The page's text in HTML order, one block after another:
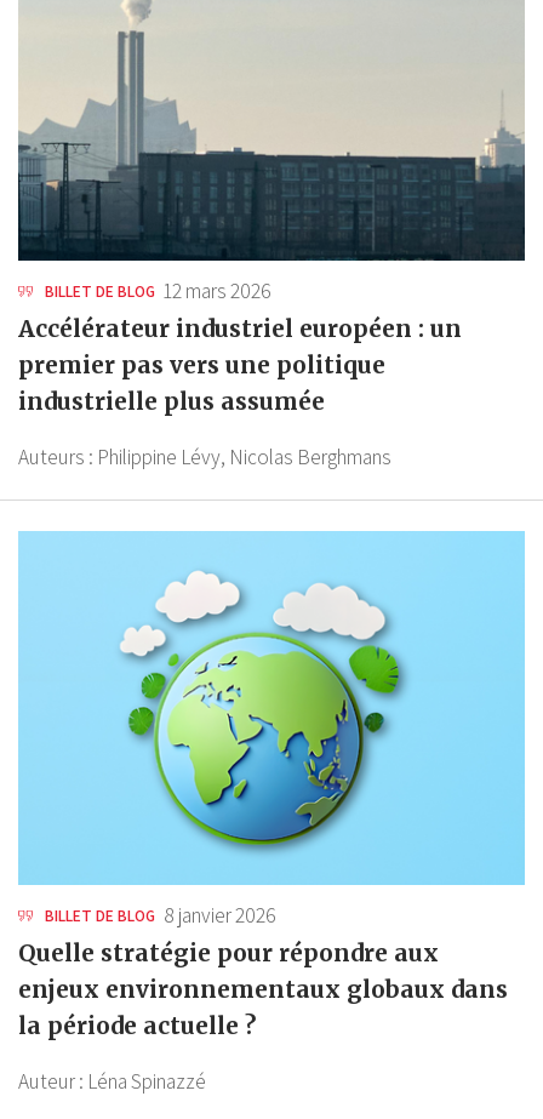
BILLET DE BLOG 12 mars 2026
Accélérateur industriel européen : un
premier pas vers une politique
industrielle plus assumée
Auteurs : Philippine Lévy, Nicolas Berghmans
BILLET DE BLOG 8 janvier 2026
Quelle stratégie pour répondre aux
enjeux environnementaux globaux dans
la période actuelle ?
Auteur : Léna Spinazzé